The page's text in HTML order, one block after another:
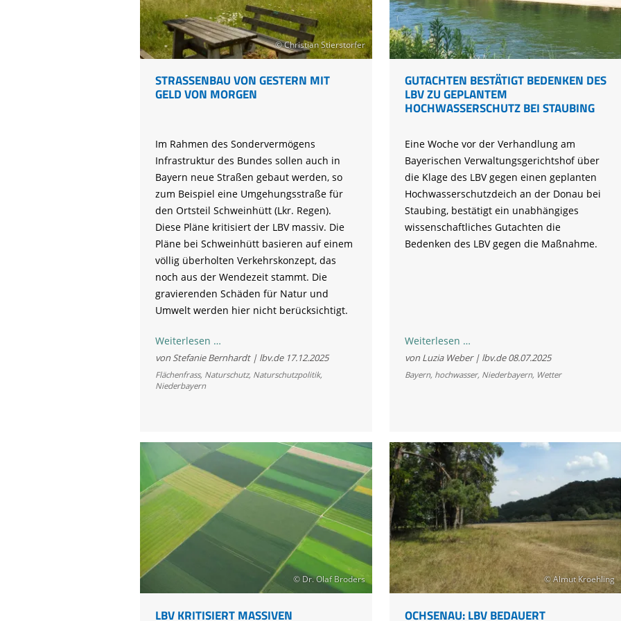
bestellen
Biologische Vielfalt
Naturverträgliche Energiewende
Atomkraft
Flächenversiegelung
Wald und Forstwirtschaft
Moorschutz ist Klimaschutz
Jagd in Bayern
Landwirtschaft
Lebendige Flüsse
Sichere Stromleitungen
Life-Natur-Projekte
Life-Projekt Keiljungfer
Life-Projekt Kalktuffquellen
Life-Projekt Rohrdommel
Auffangstation
International
Burkina Faso
Vogelmord
Wiesenweihen schützen
Weißstorch-Horstbetreuer*in
FAQs Unternehmenskooperation
Achtsamkeit &
Vogelbeobachtung
Fortbildungen
© Christian Stierstorfer
STRASSENBAU VON GESTERN MIT G
ELD VON MORGEN
Im Rahmen des Sondervermögens
Infrastruktur des Bundes sollen auch in
Bayern neue Straßen gebaut werden, so
zum Beispiel eine Umgehungsstraße für
den Ortsteil Schweinhütt (Lkr. Regen).
Diese Pläne kritisiert der LBV massiv. Die
Pläne bei Schweinhütt basieren auf einem
völlig überholten Verkehrskonzept, das
noch aus der Wendezeit stammt. Die
gravierenden Schäden für Natur und
Umwelt werden hier nicht berücksichtigt.
Weiterlesen …Straßenbau
von
gestern
morgen
von Stefanie Bernhardt | lbv.de 17.12.2025
Flächenfrass, Naturschutz, Naturschutzpolitik,
Niederbayern
GUTACHTEN BESTÄTIGT BEDENKEN DES
LBV ZU GEPLANTEM
HOCHWASSERSCHUTZ BEI STAUBING
Eine Woche vor der Verhandlung am
Bayerischen Verwaltungsgerichtshof über
die Klage des LBV gegen einen geplanten
Hochwasserschutzdeich an der Donau bei
Staubing, bestätigt ein unabhängiges
wissenschaftliches Gutachten die
Bedenken des LBV gegen die Maßnahme.
Weiterlesen …Gutachten
bestätigt
Bedenken
geplantem
Hochwasserschutz
bei
Staubing
von Luzia Weber | lbv.de08.07.2025
Bayern, hochwasser, Niederbayern, Wetter
© Dr. Olaf Broders
LBV KRITISIERT MASSIVEN
© Almut Kroehling
OCHSENAU: LBV BEDAUERT